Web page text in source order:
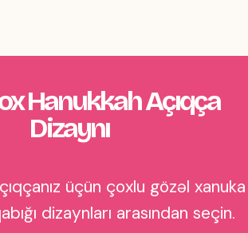
Hanukkah Açıqça
Dizaynı
üçün çoxlu gözəl xanuka
dizaynları arasından seçin.